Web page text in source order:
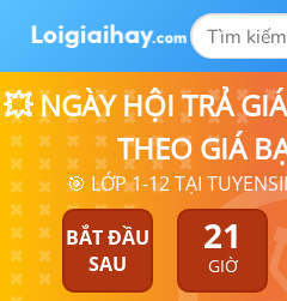
💥 NGÀY HỘI TRẢ
THEO GIÁ
🎯 LỚP 1-12 TẠI
BẮT ĐẦU
SAU
21
GIỜ